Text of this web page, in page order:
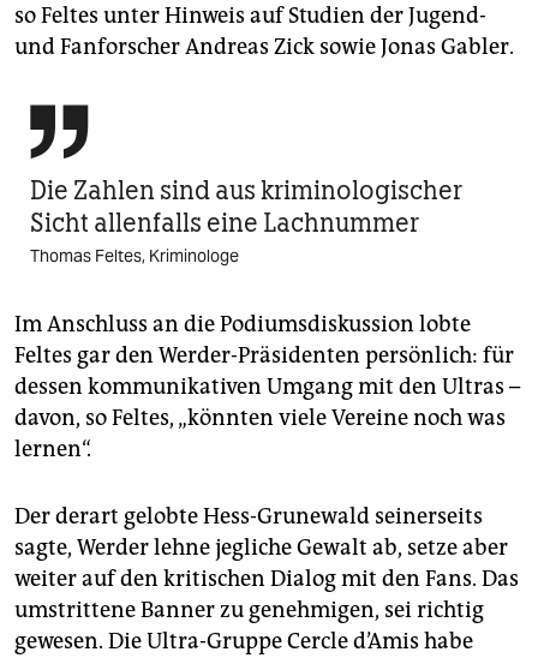
so Feltes unter Hinweis auf Studien der Jugend-
und Fanforscher Andreas Zick sowie Jonas Gabler.

Die Zahlen sind aus kriminologischer
Sicht allenfalls eine Lachnummer
Thomas Feltes, Kriminologe
Im Anschluss an die Podiumsdiskussion lobte
Feltes gar den Werder-Präsidenten persönlich: für
dessen kommunikativen Umgang mit den Ultras –
davon, so Feltes, „könnten viele Vereine noch was
lernen“.
Der derart gelobte Hess-Grunewald seinerseits
sagte, Werder lehne jegliche Gewalt ab, setze aber
weiter auf den kritischen Dialog mit den Fans. Das
umstrittene Banner zu genehmigen, sei richtig
gewesen. Die Ultra-Gruppe Cercle d’Amis habe